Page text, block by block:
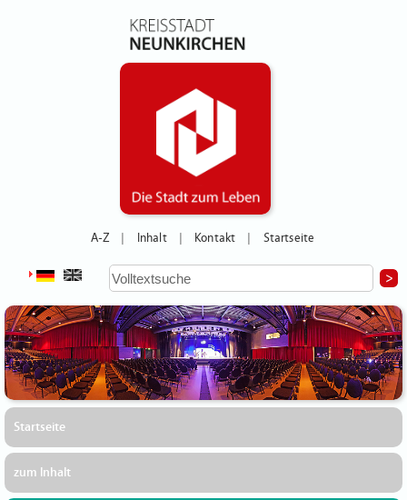
A-Z Inhalt Kontakt Startseite
Startseite
zum Inhalt